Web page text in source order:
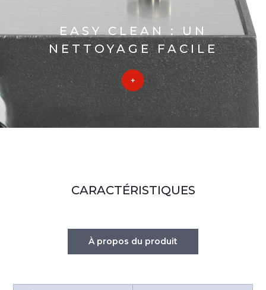
EASY CLEAN : UN
NETTOYAGE FACILE
CARACTÉRISTIQUES
À propos du produit